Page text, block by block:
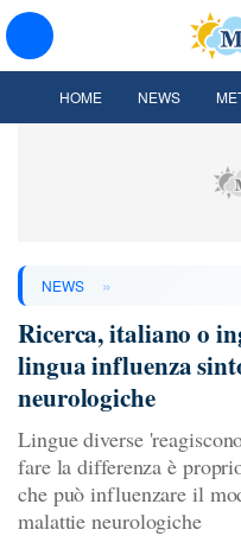
HOME NEWS
NEWS »
Ricerca, italiano o
lingua influenza
neurologiche
Lingue diverse
fare la differenza è
che può influenzare il
malattie neurologiche